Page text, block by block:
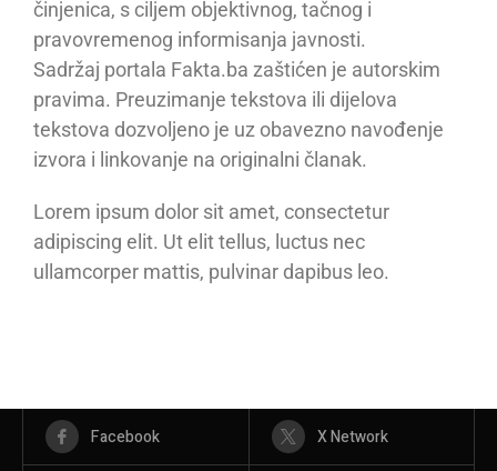
činjenica, s ciljem objektivnog, tačnog i
pravovremenog informisanja javnosti.
Sadržaj portala Fakta.ba zaštićen je autorskim
pravima. Preuzimanje tekstova ili dijelova
tekstova dozvoljeno je uz obavezno navođenje
izvora i linkovanje na originalni članak.
Lorem ipsum dolor sit amet, consectetur
adipiscing elit. Ut elit tellus, luctus nec
ullamcorper mattis, pulvinar dapibus leo.
Facebook X Network